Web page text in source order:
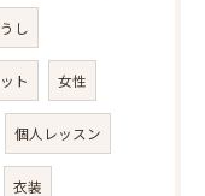
し
ト 女性
個人レッスン
衣装